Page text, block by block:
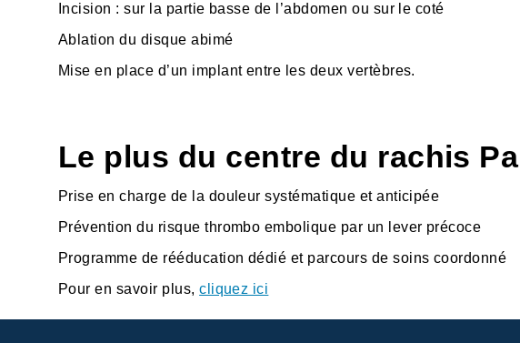
Incision : sur la partie basse de l’abdomen ou sur le coté
Ablation du disque abimé
Mise en place d’un implant entre les deux vertèbres.
Le plus du centre du rachis
Prise en charge de la douleur systématique et anticipée
Prévention du risque thrombo embolique par un lever précoce
Programme de rééducation dédié et parcours de soins coordonné
Pour en savoir plus,cliquez ici